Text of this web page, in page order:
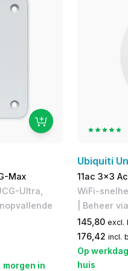
Max
Ultra,
morgen in
Ubiquiti
11ac 3x3
WiFi-
| Beheer
145,80 excl.
176,42 incl.
Op
huis